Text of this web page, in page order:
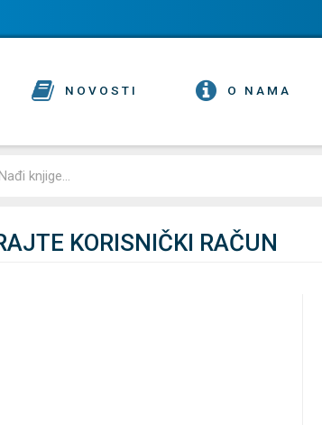
NOVOSTI O NAMA
KORISNIČKI RAČUN